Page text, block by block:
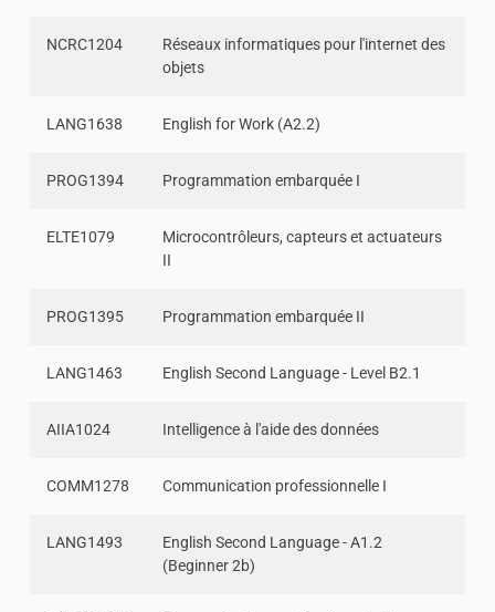
NCRC1204
Réseaux informatiques pour l'internet des
objets
LANG1638 English for Work (A2.2)
PROG1394 Programmation embarquée I
ELTE1079
Microcontrôleurs, capteurs et actuateurs
II
PROG1395 Programmation embarquée II
LANG1463 English Second Language - Level B2.1
AIIA1024 Intelligence à l'aide des données
COMM1278 Communication professionnelle I
LANG1493
English Second Language - A1.2
(Beginner 2b)